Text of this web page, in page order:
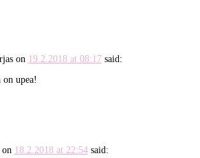
on 19.2.2018 at 08:17 said:
upea!
18.2.2018 at 22:54 said: